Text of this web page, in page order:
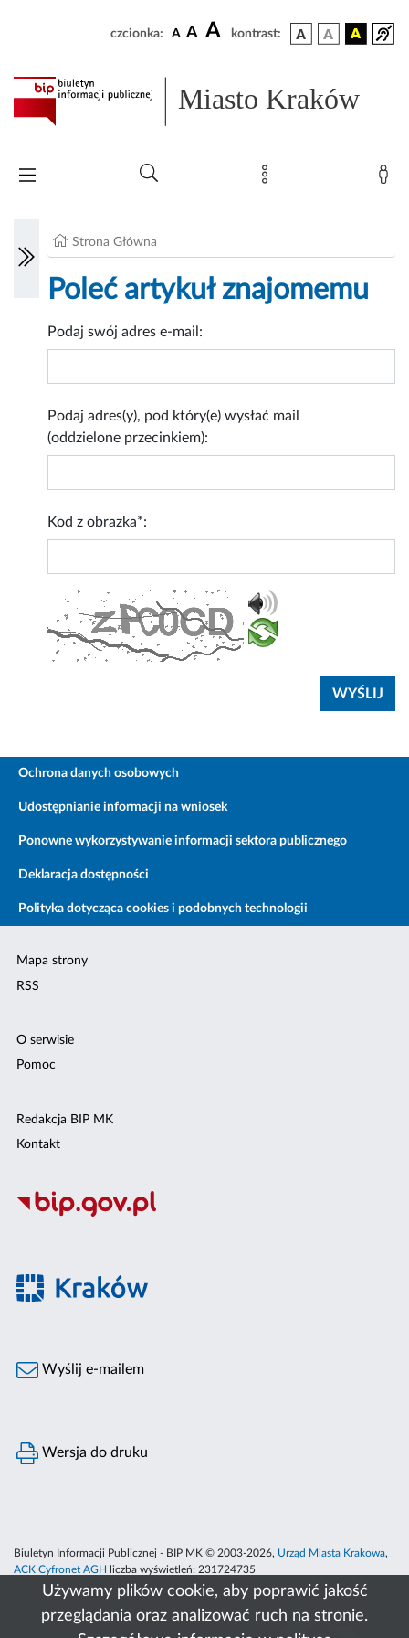
Używamy plików cookie, aby poprawić jakość
przeglądania oraz analizować ruch na stronie.
czcionka: A A A kontrast:
Miasto Kraków
Strona Główna
Poleć artykuł znajomemu
Podaj swój adres e-mail:
Podaj adres(y), pod który(e) wysłać mail
(oddzielone przecinkiem):
Kod z obrazka*:
Ochrona danych osobowych
Udostępnianie informacji na wniosek
Ponowne wykorzystywanie informacji sektora publicznego
Deklaracja dostępności
Polityka dotycząca cookies i podobnych technologii
Mapa strony
RSS
O serwisie
Pomoc
Redakcja BIP MK
Kontakt
Wyślij e-mailem
Wersja do druku
Biuletyn Informacji Publicznej - BIP MK © 2003-2026, Urząd Miasta Krakowa,
ACK Cyfronet AGH
liczba wyświetleń: 231724735